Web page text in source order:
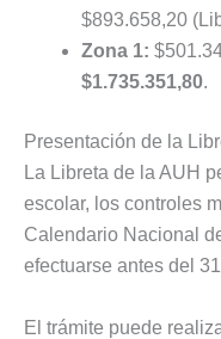
$893.658,20
Zona 1:
$1.735.351,80.
Presentación de la
La Libreta de la AUH
escolar, los controles
Calendario Nacional
efectuarse antes del
El trámite puede